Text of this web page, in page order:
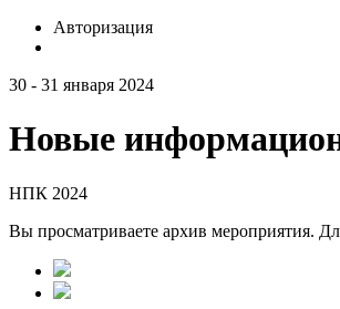
Авторизация
30 - 31 января 2024
Новые
НПК 2024
Вы просматриваете архив мероприятия.